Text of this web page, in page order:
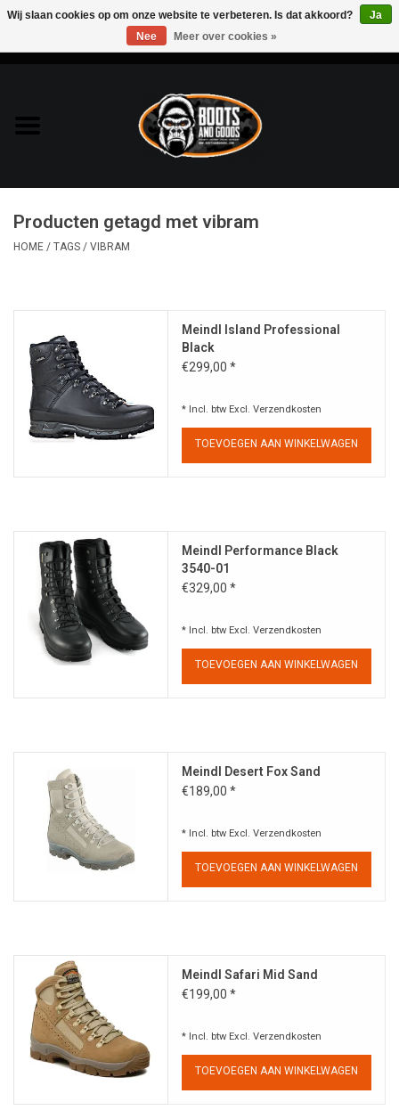
Bags & Packs
Bescherming
Messen & Multitools
Schoenen
Speelgoed
WAPENS
Boots and Goods Blog !
Producten getagd met vibram
HOME / TAGS / VIBRAM
Meindl Island Professional
Black
€299,00 *
* Incl. btw Excl.Verzendkosten
TOEVOEGEN AAN WINKELWAGEN
Meindl Performance Black
3540-01
€329,00 *
* Incl. btw Excl.Verzendkosten
TOEVOEGEN AAN WINKELWAGEN
Meindl Desert Fox Sand
€189,00 *
* Incl. btw Excl.Verzendkosten
TOEVOEGEN AAN WINKELWAGEN
Meindl Safari Mid Sand
€199,00 *
* Incl. btw Excl.Verzendkosten
TOEVOEGEN AAN WINKELWAGEN
Wij slaan cookies op om onze website te verbeteren. Is dat akkoord?
Ja
Nee
Meer over cookies »